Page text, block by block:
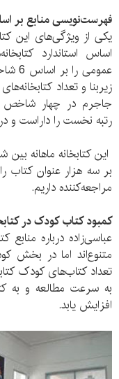
فهرست‌نویسی منابع بر
یکی از ویژگی‌های این
اساس استاندارد
زیربنا و تعداد
جاجرم در چهار شاخص
رتبه نخست را داراست و
این کتابخانه ماهانه
مراجعه‌کننده داریم.
کمبود کتاب کودک در
عباسی‌زاده درباره منابع
متنوع‌اند اما در بخش
تعداد کتاب‌های کودک
به سرعت مطالعه و به
افزایش یابد.